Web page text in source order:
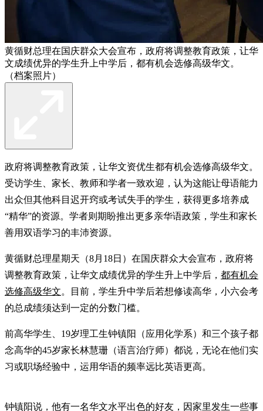
黄循财总理在国庆群众大会宣布，政府将调整教育政策，让华
文成绩优异的学生升上中学后，都有机会选修高级华文。
（档案照片）
政府将调整教育政策，让华文资优生都有机会选修高级华文。
受访学生、家长、教师和学者一致欢迎，认为这能让母语能力
出众但其他科目迟开窍或考试失手的学生，获得更多培养成
“精华”的资源。学者则期盼推出更多亲华语政策，学生和家长
善用双语学习的丰沛资源。
黄循财总理星期天（8月18日）在国庆群众大会宣布，政府将
调整教育政策，让华文成绩优异的学生升上中学后， 都有机会
选修高级华文。目前，学生升中学后若想修读高华，小六会考
的总成绩须达到一定的分数门槛。
前高华学生、19岁理工生钟镇阳（应用化学系）和三个孩子都
念高华的45岁家长林慧珊（语言治疗师）都说，无论在他们实
习或职场经验中，运用华语的频率远比英语更高。
钟镇阳说，他有一名华文水平出色的好友，因家里发生一些事